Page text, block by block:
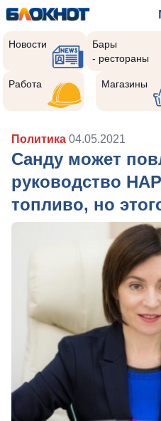
Новости
Бары
- рестораны
Работа Магазины
Политика 04.05.2021
Санду может
руководство
топливо, но